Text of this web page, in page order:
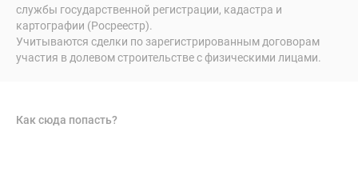
службы государственной регистрации, кадастра и
картографии (Росреестр).
Учитываются сделки по зарегистрированным договорам
участия в долевом строительстве с физическими лицами.
Как сюда попасть?